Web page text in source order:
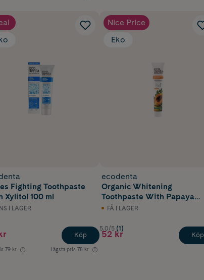
Fighting Toothpaste
Xylitol 100 ml
I LAGER
79 kr Lägsta pris 78 kr
Köp
Nice Price
Eko
ecodenta
Organic Whitening
Toothpaste With Papaya
Extract 75 ml
FÅ I LAGER
5.0/5 (1)
52 kr Köp